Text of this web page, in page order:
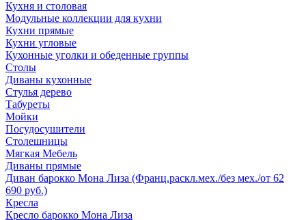
Кухня и столовая
Модульные коллекции для кухни
Кухни прямые
Кухни угловые
Кухонные уголки и обеденные группы
Столы
Диваны кухонные
Стулья дерево
Табуреты
Мойки
Посудосушители
Столешницы
Мягкая Мебель
Диваны прямые
Диван барокко Мона Лиза (Франц.раскл.мех./без мех./от 62
690 руб.)
Кресла
Кресло барокко Мона Лиза